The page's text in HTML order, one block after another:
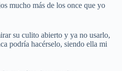
mucho más de los once que yo
su culito abierto y ya no usarlo,
podría hacérselo, siendo ella mi